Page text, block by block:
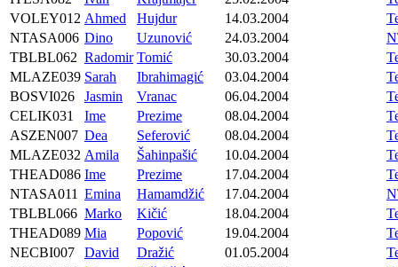
VOLEY012 Ahmed Hujdur 14.03.2004
NTASA006 Dino Uzunović 24.03.2004
TBLBL062 Radomir Tomić 30.03.2004
MLAZE039 Sarah Ibrahimagić 03.04.2004
BOSVI026
Jasmin Vranac 06.04.2004
CELIK031
Ime Prezime 08.04.2004
ASZEN007 Dea Seferović 08.04.2004
MLAZE032 Amila Šahinpašić 10.04.2004
THEAD086 Ime Prezime 17.04.2004
NTASA011 Emina Hamamdžić 17.04.2004
TBLBL066 Marko Kičić 18.04.2004
THEAD089 Mia Popović 19.04.2004
NECBI007
David Dražić 01.05.2004